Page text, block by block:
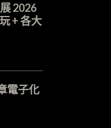
2026
+ 各大
電子化